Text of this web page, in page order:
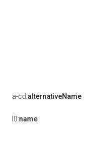
a-cd:alternativeName
l0:name